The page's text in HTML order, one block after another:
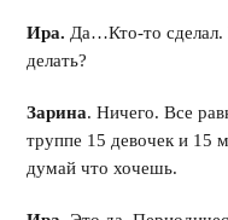
Ира. Да…Кто-то
делать?
Зарина. Ничего. Все
труппе 15 девочек и 15
думай что хочешь.